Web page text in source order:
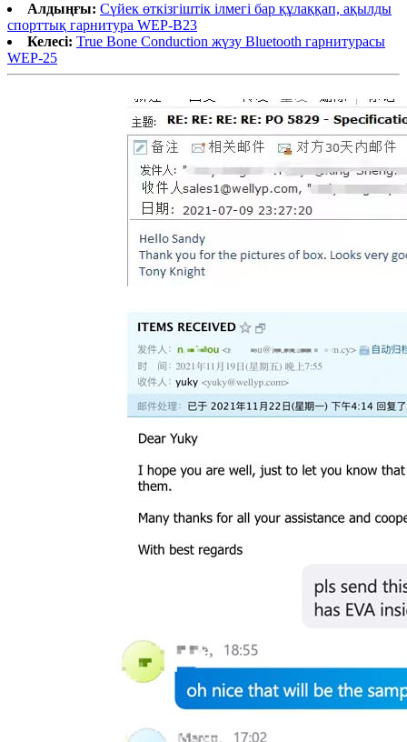
Алдыңғы: Сүйек өткізгіштік ілмегі бар құлаққап, ақылды
спорттық гарнитура WEP-B23
Келесі: True Bone Conduction жүзу Bluetooth гарнитурасы
WEP-25